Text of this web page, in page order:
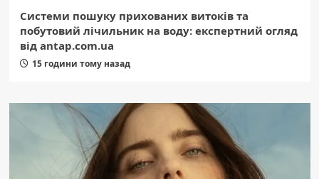
Системи пошуку прихованих витоків та
побутовий лічильник на воду: експертний огляд
від antap.com.ua
15 години тому назад